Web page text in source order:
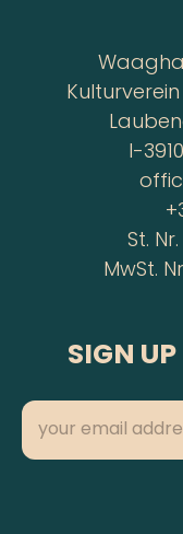
I-
St.
MwSt.
SIGN